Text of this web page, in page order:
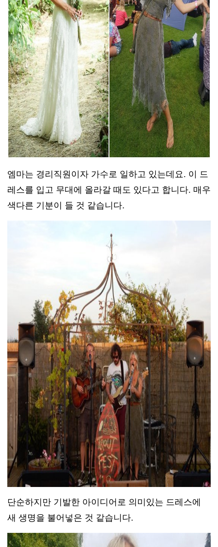
엠마는 경리직원이자 가수로 일하고 있는데요. 이 드
레스를 입고 무대에 올라갈 때도 있다고 합니다. 매우
색다른 기분이 들 것 같습니다.
단순하지만 기발한 아이디어로 의미있는 드레스에
새 생명을 불어넣은 것 같습니다.